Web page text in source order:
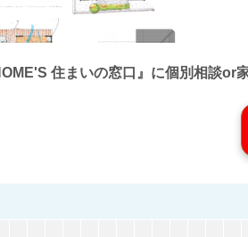
住まいの窓口』に個別相談or